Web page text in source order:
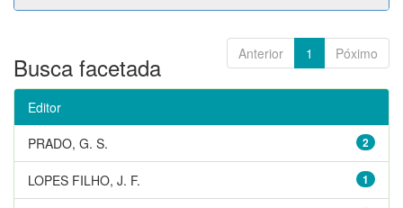
Anterior 1 Póximo
Busca facetada
Editor
2
PRADO, G. S.
1
LOPES FILHO, J. F.